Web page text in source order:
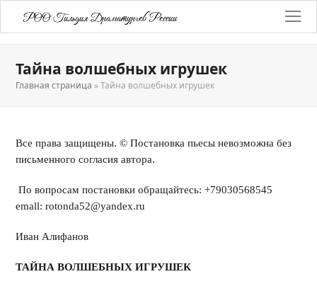
РОО Гильдия Драматургов России
Тайна волшебных игрушек
Главная страница »Тайна волшебных игрушек
Все права защищены. © Постановка пьесы невозможна без
письменного согласия автора.
По вопросам постановки обращайтесь: +79030568545
emall: rotonda52@yandex.ru
Иван Алифанов
ТАЙНА ВОЛШЕБНЫХ ИГРУШЕК